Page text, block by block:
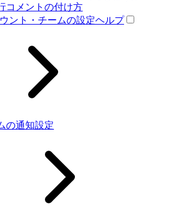
コメントの付け方
ント・チームの設定ヘルプ
の通知設定